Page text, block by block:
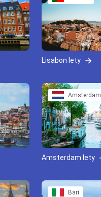
Lisabon lety
Amsterdam
Amsterdam lety
Bari